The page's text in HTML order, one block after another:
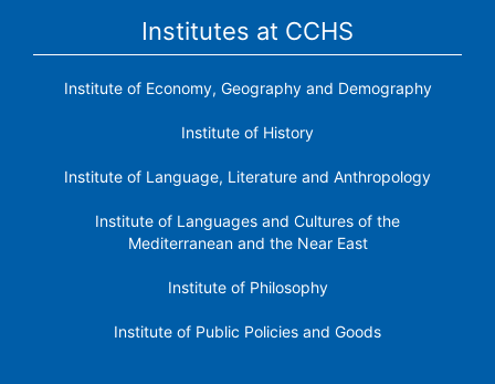
Institutes at CCHS
Institute of Economy, Geography and Demography
Institute of History
Institute of Language, Literature and Anthropology
Institute of Languages ​​and Cultures of the
Mediterranean and the Near East
Institute of Philosophy
Institute of Public Policies and Goods